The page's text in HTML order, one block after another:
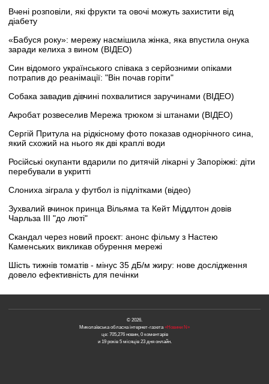
Вчені розповіли, які фрукти та овочі можуть захистити від
діабету
«Бабуся року»: мережу насмішила жінка, яка впустила онука
заради келиха з вином (ВІДЕО)
Син відомого українського співака з серйозними опіками
потрапив до реанімації: "Він почав горіти"
Собака завадив дівчині похвалитися заручинами (ВІДЕО)
Акробат розвеселив Мережа трюком зі штанами (ВІДЕО)
Сергій Притула на рідкісному фото показав однорічного сина,
який схожий на нього як дві краплі води
Російські окупанти вдарили по дитячій лікарні у Запоріжжі: діти
перебували в укритті
Слониха зіграла у футбол із підлітками (відео)
Зухвалий вчинок принца Вільяма та Кейт Міддлтон довів
Чарльза III "до люті"
Скандал через новий проєкт: анонс фільму з Настею
Каменських викликав обурення мережі
Шість тижнів томатів - мінус 35 дБ/м жиру: нове дослідження
довело ефективність для печінки
© 2026.
Миколаївська обласна інтернет-газета«Новини N»
це: 705,276 новин, 0 коментарів
и 19 років 5 місяців 23 дня онлайн.